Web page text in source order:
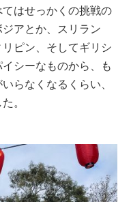
はせっかくの挑戦の
アとか、スリラン
ピン、そしてギリシ
シーなものから、も
らなくなるくらい、
。